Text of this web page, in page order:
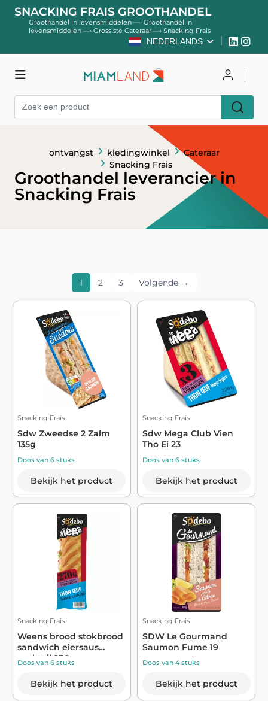
SNACKING FRAIS GROOTHANDEL
Groothandel in levensmiddelen —› Groothandel in
levensmiddelen —› Grossiste Cateraar —›Snacking Frais
NEDERLANDS
ontvangst kledingwinkel
Cateraar
Snacking Frais
Groothandel leverancier in
Snacking Frais
1 2 3 Volgende →
Snacking Frais
Sdw Zweedse 2 Zalm
135g
Doos van 6 stuks
Bekijk het product
Snacking Frais
Sdw Mega Club Vien
Tho Ei 23
Doos van 6 stuks
Bekijk het product
Snacking Frais
Weens brood stokbrood
sandwich eiersaus
cocktail 270 ...
Doos van 6 stuks
Bekijk het product
Snacking Frais
SDW Le Gourmand
Saumon Fume 19
Doos van 4 stuks
Bekijk het product
kledingwinkel
Register